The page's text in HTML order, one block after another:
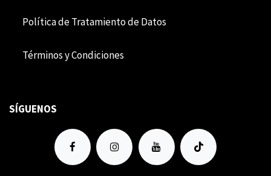
Política de Tratamiento de Datos
Término​​s y Condiciones
SÍGUENOS